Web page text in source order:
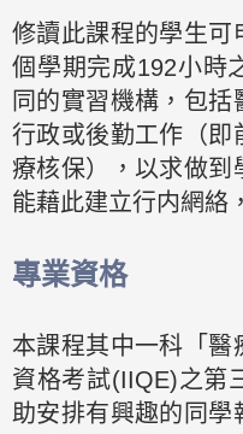
修讀此課程的學生可
個學期完成192小時
同的實習機構，包
行政或後勤工作（即
療核保），以求做到
能藉此建立行内網絡
專業資格
本課程其中一科「醫
資格考試(IIQE)之第
助安排有興趣的同學